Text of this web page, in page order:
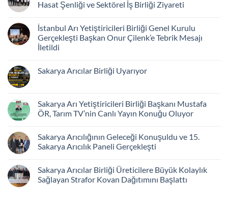
Hasat Şenliği ve Sektörel İş Birliği Ziyareti
İstanbul Arı Yetiştiricileri Birliği Genel Kurulu
Gerçekleşti Başkan Onur Çilenk’e Tebrik Mesajı
İletildi
Sakarya Arıcılar Birliği Uyarıyor
Sakarya Arı Yetiştiricileri Birliği Başkanı Mustafa
ÖR, Tarım TV’nin Canlı Yayın Konuğu Oluyor
Sakarya Arıcılığının Geleceği Konuşuldu ve 15.
Sakarya Arıcılık Paneli Gerçekleşti
Sakarya Arıcılar Birliği Üreticilere Büyük Kolaylık
Sağlayan Strafor Kovan Dağıtımını Başlattı